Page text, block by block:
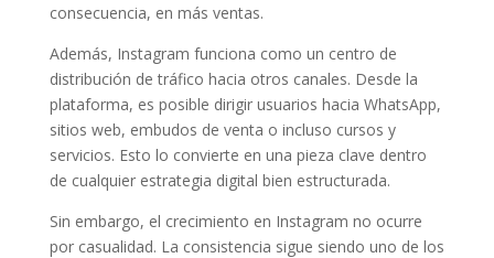
consecuencia, en más ventas.
Además, Instagram funciona como un centro de
distribución de tráfico hacia otros canales. Desde la
plataforma, es posible dirigir usuarios hacia WhatsApp,
sitios web, embudos de venta o incluso cursos y
servicios. Esto lo convierte en una pieza clave dentro
de cualquier estrategia digital bien estructurada.
Sin embargo, el crecimiento en Instagram no ocurre
por casualidad. La consistencia sigue siendo uno de los